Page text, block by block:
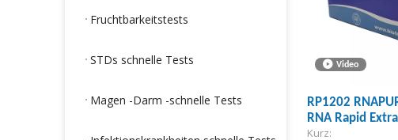
Fruchtbarkeitstests
STDs schnelle Tests
Magen -Darm -schnelle Tests
Video
RP1202
RNA Rapid
Kurz: